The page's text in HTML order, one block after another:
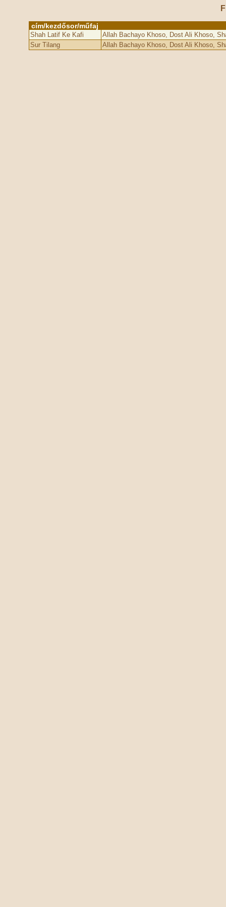
cím/kezdősor/műfaj
Shah Latif Ke Kafi
Allah Bachayo Khoso, Dost Ali Khoso,
Sur Tilang
Allah Bachayo Khoso, Dost Ali Khoso,